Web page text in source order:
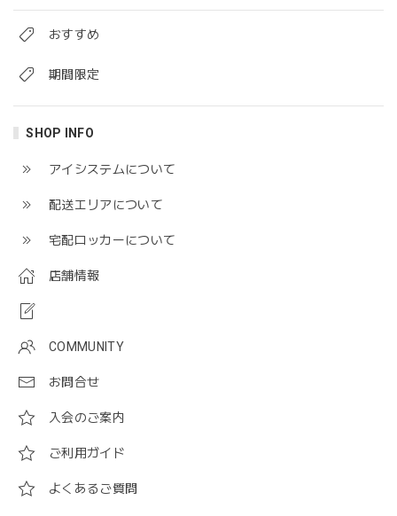
おすすめ
期間限定
SHOP INFO
アイシステムについて
配送エリアについて
宅配ロッカーについて
店舗情報
COMMUNITY
お問合せ
入会のご案内
ご利用ガイド
よくあるご質問